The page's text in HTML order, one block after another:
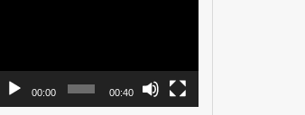
00:00 00:40